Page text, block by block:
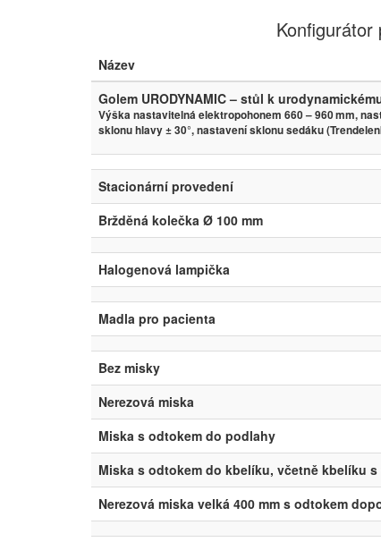
Název
Golem URODYNAMIC – stůl k
Výška nastavitelná elektropohonem 660 – 960 mm,
sklonu hlavy ± 30°, nastavení sklonu sedáku
Stacionární provedení
Bržděná kolečka Ø 100 mm
Halogenová lampička
Madla pro pacienta
Bez misky
Nerezová miska
Miska s odtokem do podlahy
Miska s odtokem do kbelíku, včetně kbelíku s
Nerezová miska velká 400 mm s odtokem